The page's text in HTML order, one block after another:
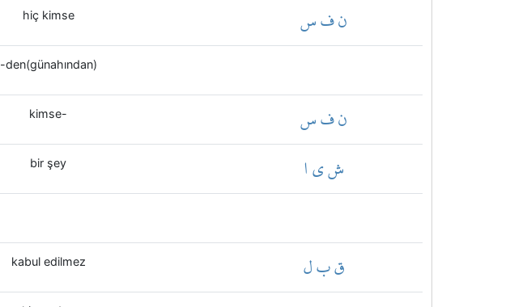
hiç kimse ن ف س
-den(günahından)
kimse- ن ف س
bir şey ش ي ا
kabul edilmez ق ب ل